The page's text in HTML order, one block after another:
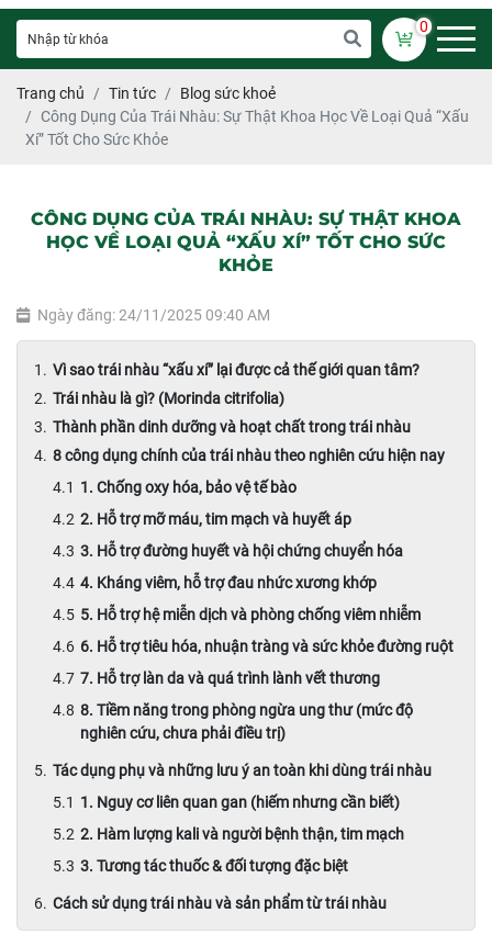
0
Trang chủ Tin tức
Blog sức khoẻ
Công Dụng Của Trái Nhàu: Sự Thật Khoa Học Về Loại Quả “Xấu
Xí” Tốt Cho Sức Khỏe
CÔNG DỤNG CỦA TRÁI NHÀU: SỰ THẬT KHOA
HỌC VỀ LOẠI QUẢ “XẤU XÍ” TỐT CHO SỨC
KHỎE
Ngày đăng: 24/11/2025 09:40 AM
Vì sao trái nhàu “xấu xí” lại được cả thế giới quan tâm?
Trái nhàu là gì? (Morinda citrifolia)
Thành phần dinh dưỡng và hoạt chất trong trái nhàu
8 công dụng chính của trái nhàu theo nghiên cứu hiện nay
1. Chống oxy hóa, bảo vệ tế bào
2. Hỗ trợ mỡ máu, tim mạch và huyết áp
3. Hỗ trợ đường huyết và hội chứng chuyển hóa
4. Kháng viêm, hỗ trợ đau nhức xương khớp
5. Hỗ trợ hệ miễn dịch và phòng chống viêm nhiễm
6. Hỗ trợ tiêu hóa, nhuận tràng và sức khỏe đường ruột
7. Hỗ trợ làn da và quá trình lành vết thương
8. Tiềm năng trong phòng ngừa ung thư (mức độ
nghiên cứu, chưa phải điều trị)
Tác dụng phụ và những lưu ý an toàn khi dùng trái nhàu
1. Nguy cơ liên quan gan (hiếm nhưng cần biết)
2. Hàm lượng kali và người bệnh thận, tim mạch
3. Tương tác thuốc & đối tượng đặc biệt
Cách sử dụng trái nhàu và sản phẩm từ trái nhàu